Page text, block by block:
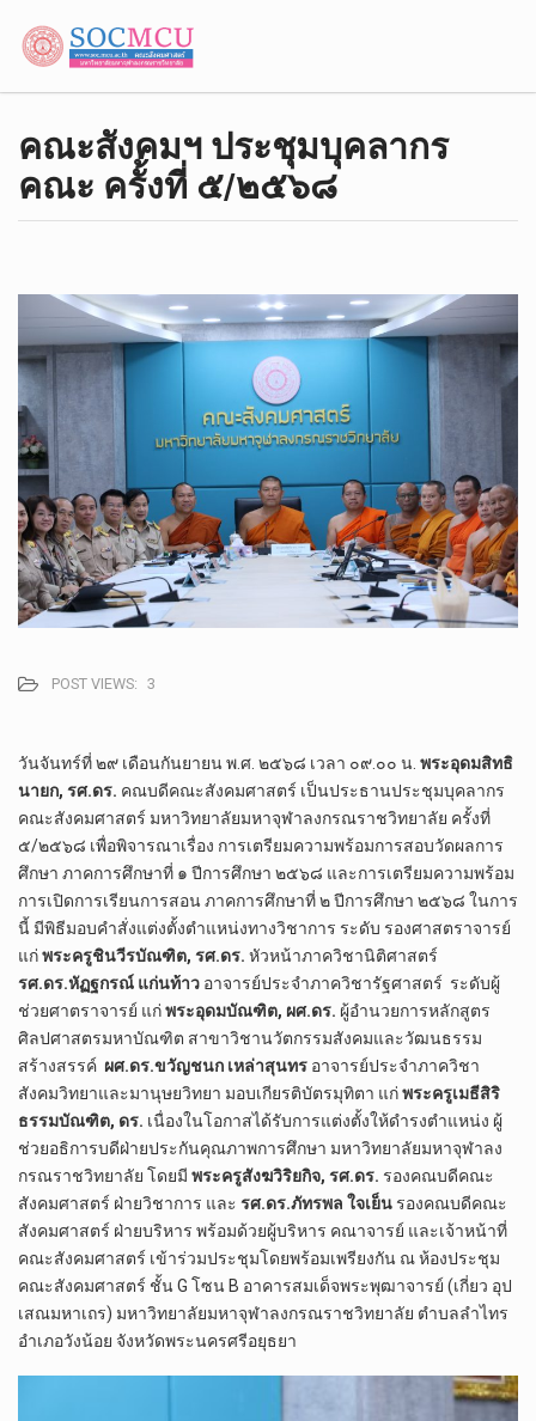
คณะสังคมฯ ประชุมบุคลากร
คณะ ครั้งที่ ๕/๒๕๖๘
POST VIEWS: 3
วันจันทร์ที่ ๒๙ เดือนกันยายน พ.ศ. ๒๕๖๘ เวลา ๐๙.๐๐ น. พระอุดมสิทธิ
นายก, รศ.ดร. คณบดีคณะสังคมศาสตร์ เป็นประธานประชุมบุคลากร
คณะสังคมศาสตร์ มหาวิทยาลัยมหาจุฬาลงกรณราชวิทยาลัย ครั้งที่
๕/๒๕๖๘ เพื่อพิจารณาเรื่อง การเตรียมความพร้อมการสอบวัดผลการ
ศึกษา ภาคการศึกษาที่ ๑ ปีการศึกษา ๒๕๖๘ และการเตรียมความพร้อม
การเปิดการเรียนการสอน ภาคการศึกษาที่ ๒ ปีการศึกษา ๒๕๖๘ ในการ
นี้ มีพิธีมอบคำสั่งแต่งตั้งตำแหน่งทางวิชาการ ระดับ รองศาสตราจารย์
แก่พระครูชินวีรบัณฑิต, รศ.ดร. หัวหน้าภาควิชานิติศาสตร์
รศ.ดร.หัฏฐกรณ์ แก่นท้าว อาจารย์ประจำภาควิชารัฐศาสตร์ ระดับผู้
ช่วยศาตราจารย์ แก่พระอุดมบัณฑิต, ผศ.ดร. ผู้อำนวยการหลักสูตร
ศิลปศาสตรมหาบัณฑิต สาขาวิชานวัตกรรมสังคมและวัฒนธรรม
สร้างสรรค์ ผศ.ดร.ขวัญชนก เหล่าสุนทร อาจารย์ประจำภาควิชา
สังคมวิทยาและมานุษยวิทยา มอบเกียรติบัตรมุทิตา แก่พระครูเมธีสิริ
ธรรมบัณฑิต, ดร. เนื่องในโอกาสได้รับการแต่งตั้งให้ดำรงตำแหน่ง ผู้
ช่วยอธิการบดีฝ่ายประกันคุณภาพการศึกษา มหาวิทยาลัยมหาจุฬาลง
กรณราชวิทยาลัย โดยมี พระครูสังฆวิริยกิจ, รศ.ดร. รองคณบดีคณะ
สังคมศาสตร์ ฝ่ายวิชาการ และ รศ.ดร.ภัทรพล ใจเย็น รองคณบดีคณะ
สังคมศาสตร์ ฝ่ายบริหาร พร้อมด้วยผู้บริหาร คณาจารย์ และเจ้าหน้าที่
คณะสังคมศาสตร์ เข้าร่วมประชุมโดยพร้อมเพรียงกัน ณ ห้องประชุม
คณะสังคมศาสตร์ ชั้น G โซน B อาคารสมเด็จพระพุฒาจารย์ (เกี่ยว อุป
เสณมหาเถร) มหาวิทยาลัยมหาจุฬาลงกรณราชวิทยาลัย ตำบลลำไทร
อำเภอวังน้อย จังหวัดพระนครศรีอยุธยา